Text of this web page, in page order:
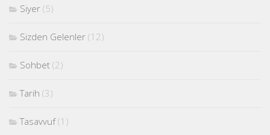
Siyer (5)
Sizden Gelenler (12)
Sohbet (2)
Tarih (3)
Tasavvuf(1)